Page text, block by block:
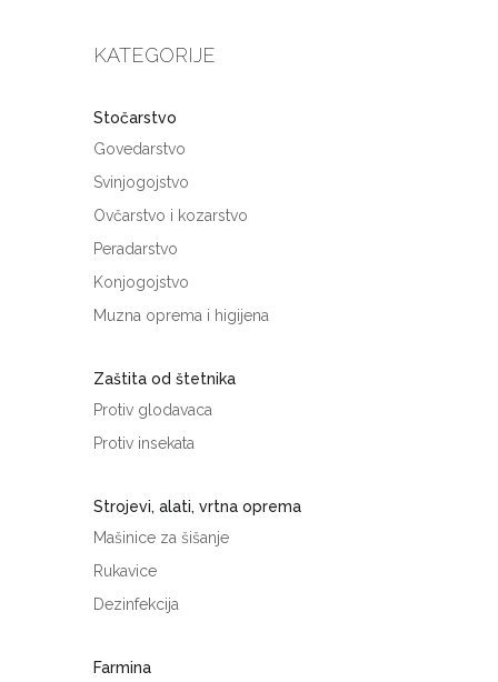
KATEGORIJE
Stočarstvo
Govedarstvo
Svinjogojstvo
Ovčarstvo i kozarstvo
Peradarstvo
Konjogojstvo
Muzna oprema i higijena
Zaštita od štetnika
Protiv glodavaca
Protiv insekata
Strojevi, alati, vrtna oprema
Mašinice za šišanje
Rukavice
Dezinfekcija
Farmina